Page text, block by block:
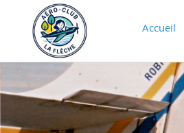
Accueil